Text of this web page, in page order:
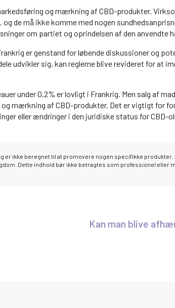
og mærkning af CBD-produkter.
de må ikke komme med nogen
om partiet og oprindelsen af den anvendte
er genstand for løbende diskussioner og
udvikler sig, kan reglerne blive revideret for at
under 0,2% er lovligt i Frankrig. Men salg af
mærkning af CBD-produkter. Det er vigtigt for
eller ændringer i den juridiske status for CBD-
ikke beregnet til at promovere nogen specifikke
Dette indhold bør ikke betragtes som professionel eller
Kan man blive